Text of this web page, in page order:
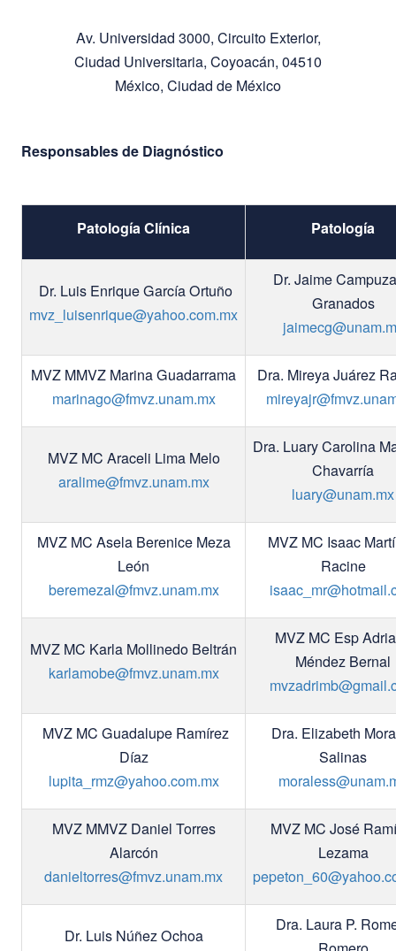
Av. Universidad 3000, Circuito Exterior,
Ciudad Universitaria, Coyoacán, 04510
México, Ciudad de México
Responsables de Diagnóstico
Patología Clínica Patología
Dr. Luis Enrique García Ortuño
mvz_luisenrique@yahoo.com.mx
Dr. Jaime
Granados
MVZ MMVZ Marina Guadarrama
marinago@fmvz.unam.mx
Dra. Mireya Juárez
MVZ MC Araceli Lima Melo
aralime@fmvz.unam.mx
Dra. Luary Carolina
Chavarría
luary@unam.mx
MVZ MC Asela Berenice Meza
León
beremezal@fmvz.unam.mx
MVZ MC Isaac
Racine
MVZ MC Karla Mollinedo Beltrán
karlamobe@fmvz.unam.mx
MVZ MC Esp
Méndez Bernal
MVZ MC Guadalupe Ramírez
Díaz
lupita_rmz@yahoo.com.mx
Dra. Elizabeth
Salinas
MVZ MMVZ Daniel Torres
Alarcón
danieltorres@fmvz.unam.mx
MVZ MC José
Lezama
Dr. Luis Núñez Ochoa
Dra. Laura P.